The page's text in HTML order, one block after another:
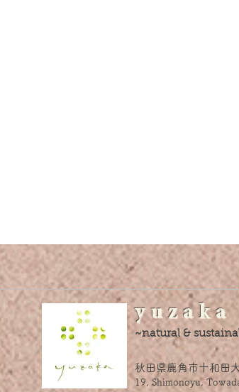
y u z a k a
~natural &
秋田県鹿角市十和田
​19, Shimonoyu,